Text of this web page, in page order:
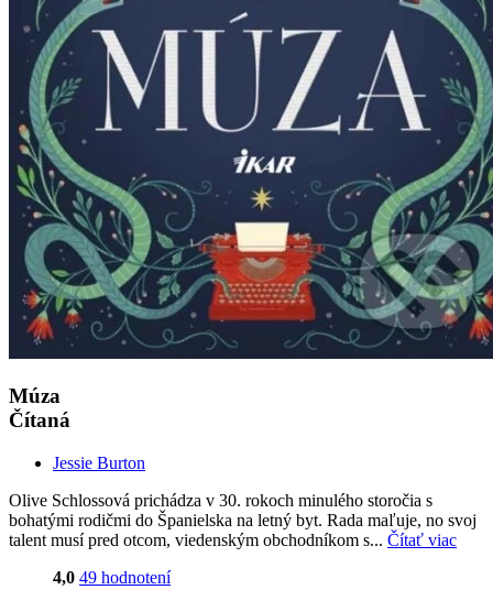
Múza
Čítaná
Jessie Burton
Olive Schlossová prichádza v 30. rokoch minulého storočia s
bohatými rodičmi do Španielska na letný byt. Rada maľuje, no svoj
talent musí pred otcom, viedenským obchodníkom s... Čítať viac
4,0 49 hodnotení